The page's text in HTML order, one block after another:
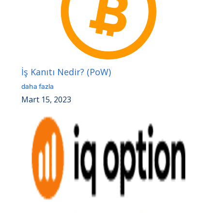
İş Kanıtı Nedir? (PoW)
daha fazla
Mart 15, 2023